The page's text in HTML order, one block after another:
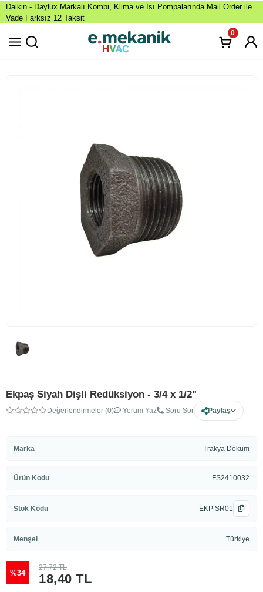
Daikin - Daylux Markalı Kombi, Klima ve Isı Pompalarında Mail Order ile
Vade Farksız 12 Taksit
0
Ekpaş Siyah Dişli Redüksiyon - 3/4 x 1/2"
Değerlendirmeler (0) Yorum Yaz Soru Sor Paylaş
Marka Trakya Döküm
Ürün Kodu FS2410032
Stok Kodu EKP SR01
Menşei Türkiye
%34 18,40 TL
27,72 TL